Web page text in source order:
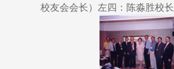
校友会会长）左四：陈淼胜校长